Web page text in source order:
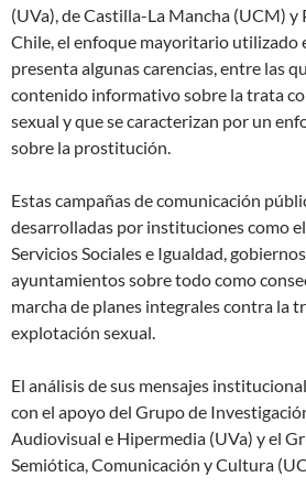
(UVa), de Castilla-La Mancha (UCM)
Chile, el enfoque mayoritario utilizado
presenta algunas carencias, entre las
contenido informativo sobre la trata
sexual y que se caracterizan por un
sobre la prostitución.
Estas campañas de comunicación
desarrolladas por instituciones como
Servicios Sociales e Igualdad,
ayuntamientos sobre todo como
marcha de planes integrales contra la
explotación sexual.
El análisis de sus mensajes
con el apoyo del Grupo de
Audiovisual e Hipermedia (UVa) y el
Semiótica, Comunicación y Cultura